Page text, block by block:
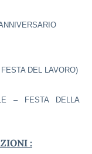
DEL LAVORO)
– FESTA DELLA
: